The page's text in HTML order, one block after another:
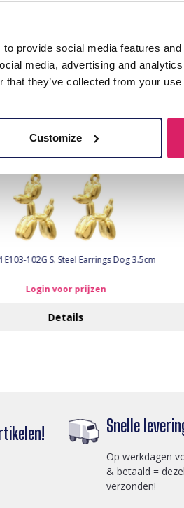
provide social media features
media, advertising and
that they’ve collected from your
Customize
E103-102G S. Steel Earrings Dog 3.5cm
Login voor prijzen
Details
Snelle
Op werkdagen
& betaald =
verzonden!